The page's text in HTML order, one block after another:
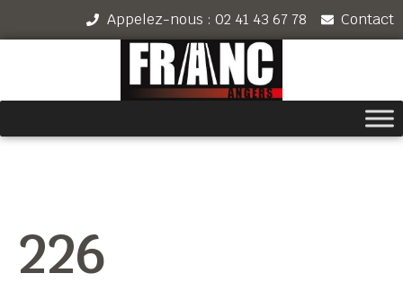
Appelez-nous : 02 41 43 67 78 Contact
226